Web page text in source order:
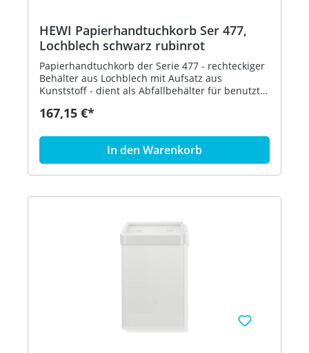
HEWI Papierhandtuchkorb Ser 477,
Lochblech schwarz rubinrot
Papierhandtuchkorb der Serie 477 - rechteckiger
Behälter aus Lochblech mit Aufsatz aus
Kunststoff - dient als Abfallbehälter für benutzte
Befestigung und Abdeckung von Abfallbeuteln
oder zur Wandmontage - 305 mm breit, 515 mm
hoch und 300 mm tief - Lochblech, schwarz - aus
hochglänzendem Polyamid nach HEWI
Farbtabelle - in HEWI Farbe 33 (Rubinrot)
167,15 €*
In den Warenkorb